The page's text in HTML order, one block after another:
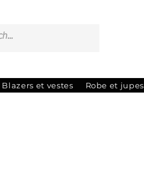
Blazers et vestes Robe et jupes